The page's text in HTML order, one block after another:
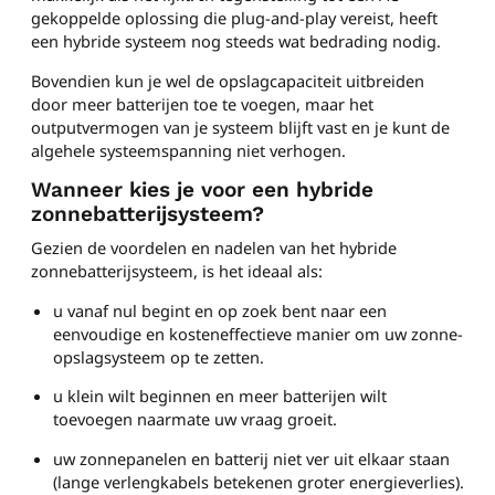
gekoppelde oplossing die plug-and-play vereist, heeft
een hybride systeem nog steeds wat bedrading nodig.
Bovendien kun je wel de opslagcapaciteit uitbreiden
door meer batterijen toe te voegen, maar het
outputvermogen van je systeem blijft vast en je kunt de
algehele systeemspanning niet verhogen.
Wanneer kies je voor een hybride
zonnebatterijsysteem?
Gezien de voordelen en nadelen van het hybride
zonnebatterijsysteem, is het ideaal als:
u vanaf nul begint en op zoek bent naar een
eenvoudige en kosteneffectieve manier om uw zonne-
opslagsysteem op te zetten.
u klein wilt beginnen en meer batterijen wilt
toevoegen naarmate uw vraag groeit.
uw zonnepanelen en batterij niet ver uit elkaar staan
(lange verlengkabels betekenen groter energieverlies).